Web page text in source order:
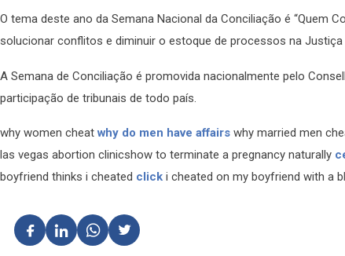
O tema deste ano da Semana Nacional da Conciliação é “Quem
solucionar conflitos e diminuir o estoque de processos na Justiça
A Semana de Conciliação é promovida nacionalmente pelo
participação de tribunais de todo país.
why women cheat why do men have affairs why married men
las vegas abortion clinicshow to terminate a pregnancy naturally
boyfriend thinks i cheated click i cheated on my boyfriend with a